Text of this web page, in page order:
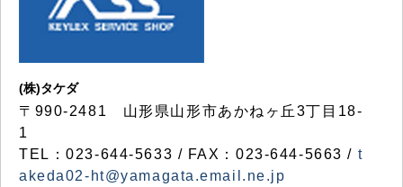
(株)タケダ
〒990-2481 山形県山形市あかねヶ丘3丁目18-
1
TEL：023-644-5633 / FAX：023-644-5663 / t
akeda02-ht@yamagata.email.ne.jp